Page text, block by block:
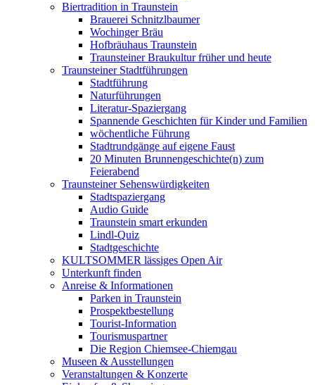
Biertradition in Traunstein
Brauerei Schnitzlbaumer
Wochinger Bräu
Hofbräuhaus Traunstein
Traunsteiner Braukultur früher und heute
Traunsteiner Stadtführungen
Stadtführung
Naturführungen
Literatur-Spaziergang
Spannende Geschichten für Kinder und Familien
wöchentliche Führung
Stadtrundgänge auf eigene Faust
20 Minuten Brunnengeschichte(n) zum
Feierabend
Traunsteiner Sehenswürdigkeiten
Stadtspaziergang
Audio Guide
Traunstein smart erkunden
Lindl-Quiz
Stadtgeschichte
KULTSOMMER lässiges Open Air
Unterkunft finden
Anreise & Informationen
Parken in Traunstein
Prospektbestellung
Tourist-Information
Tourismuspartner
Die Region Chiemsee-Chiemgau
Museen & Ausstellungen
Veranstaltungen & Konzerte